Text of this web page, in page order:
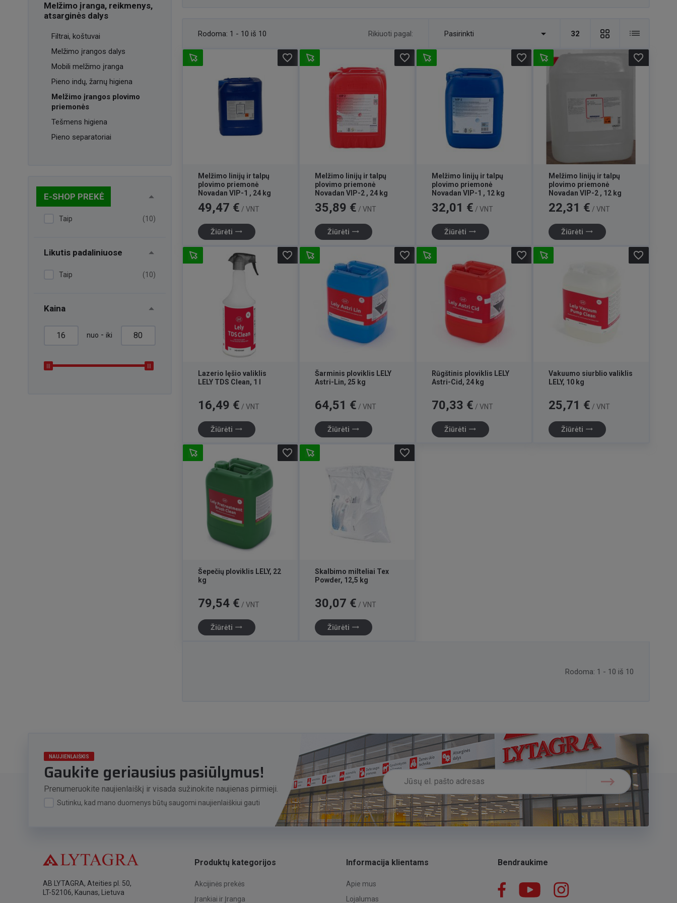
Melžimo įranga, reikmenys,
atsarginės dalys
Filtrai, koštuvai
Melžimo įrangos dalys
Mobili melžimo įranga
Pieno indų, žarnų higiena
Melžimo įrangos plovimo
priemonės
Tešmens higiena
Pieno separatoriai
E-SHOP PREKĖ
Taip (10)
Likutis padaliniuose
Taip (10)
Kaina
nuo - iki
Rodoma: 1 - 10 iš 10 32
Rikiuoti pagal: Pasirinkti 
Melžimo linijų ir talpų
plovimo priemonė
Novadan VIP-1 , 24 kg
Kaina
49,47 € / VNT
Žiūrėti trending_flat
favorite_border
Melžimo linijų ir talpų
plovimo priemonė
Novadan VIP-2 , 24 kg
Kaina
35,89 € / VNT
Žiūrėti trending_flat
favorite_border
Melžimo linijų ir talpų
plovimo priemonė
Novadan VIP-1 , 12 kg
Kaina
32,01 € / VNT
Žiūrėti trending_flat
favorite_border
Melžimo linijų ir talpų
plovimo priemonė
Novadan VIP-2 , 12 kg
Kaina
22,31 € / VNT
Žiūrėti trending_flat
favorite_border
Lazerio lęšio valiklis
LELY TDS Clean, 1 l
Kaina
16,49 € / VNT
Žiūrėti trending_flat
favorite_border
Šarminis ploviklis LELY
Astri-Lin, 25 kg
Kaina
64,51 € / VNT
Žiūrėti trending_flat
favorite_border
Rūgštinis ploviklis LELY
Astri-Cid, 24 kg
Kaina
70,33 € / VNT
Žiūrėti trending_flat
favorite_border
Vakuumo siurblio valiklis
LELY, 10 kg
Kaina
25,71 € / VNT
Žiūrėti trending_flat
favorite_border
Šepečių ploviklis LELY, 22
kg
Kaina
79,54 € / VNT
Žiūrėti trending_flat
favorite_border
Skalbimo milteliai Tex
Powder, 12,5 kg
Kaina
30,07 € / VNT
Žiūrėti trending_flat
favorite_border
Rodoma: 1 - 10 iš 10
NAUJIENLAIŠKIS
Gaukite geriausius pasiūlymus!
Prenumeruokite naujienlaiškį ir visada sužinokite naujienas pirmieji.
Sutinku, kad mano duomenys būtų saugomi naujienlaiškiui gauti
AB LYTAGRA, Ateities pl. 50,
LT-52106, Kaunas, Lietuva
Produktų kategorijos
Akcijinės prekės
Įrankiai ir Įranga
Informacija klientams
Apie mus
Lojalumas
Bendraukime
Facebook YouTube